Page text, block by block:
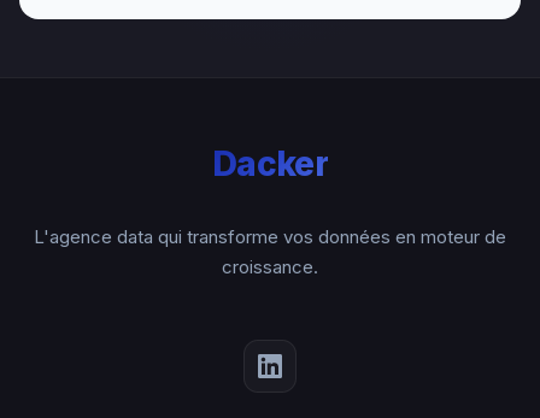
Dacker
L'agence data qui transforme vos données en moteur de
croissance.